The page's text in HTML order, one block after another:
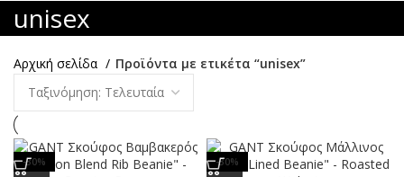
unisex
Αρχική σελίδα Προϊόντα με ετικέτα “unisex”
-30% -30%